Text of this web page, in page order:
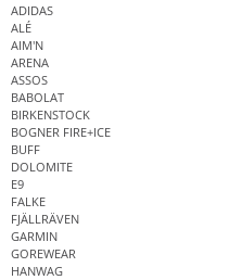
ADIDAS
ALÉ
AIM'N
ARENA
ASSOS
BABOLAT
BIRKENSTOCK
BOGNER FIRE+ICE
BUFF
DOLOMITE
E9
FALKE
FJÄLLRÄVEN
GARMIN
GOREWEAR
HANWAG